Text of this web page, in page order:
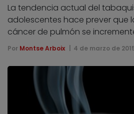
La tendencia actual del
adolescentes hace prever que
cáncer de pulmón se
Por Montse Arboix 4 de marzo de